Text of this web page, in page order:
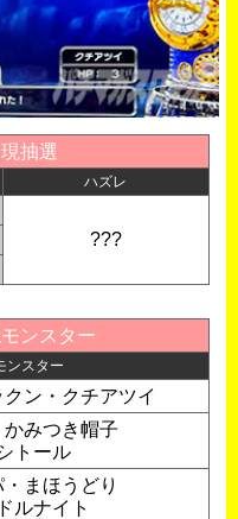
抽選
ハズレ
???
ンスター
ンスター
ン・クチアツイ
みつき帽子
トール
まほうどり
ルナイト